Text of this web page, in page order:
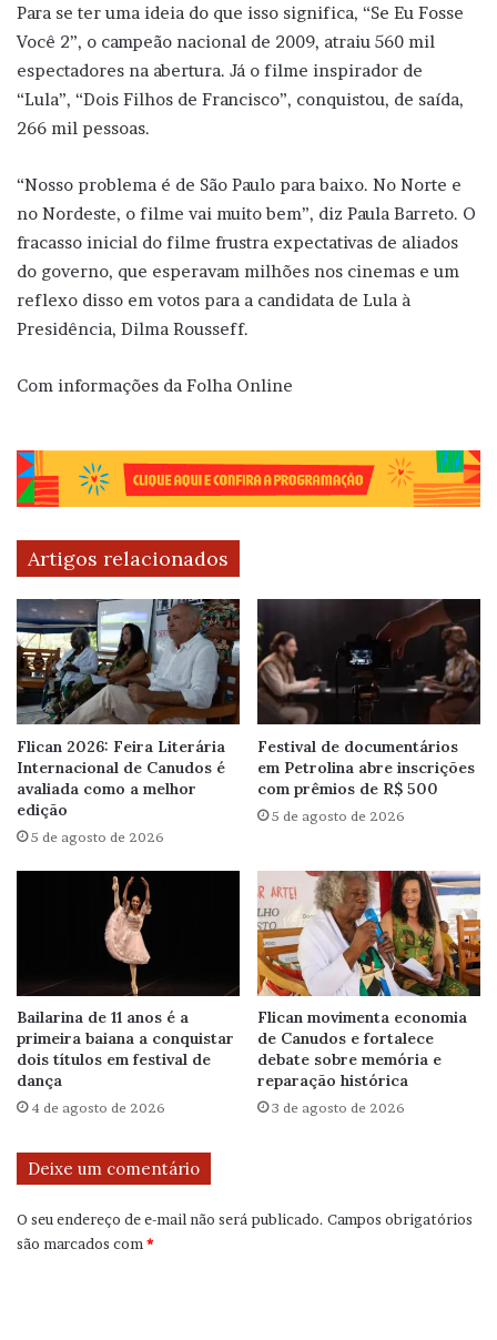
Para se ter uma ideia do que isso significa, “Se Eu Fosse
Você 2”, o campeão nacional de 2009, atraiu 560 mil
espectadores na abertura. Já o filme inspirador de
“Lula”, “Dois Filhos de Francisco”, conquistou, de saída,
266 mil pessoas.
“Nosso problema é de São Paulo para baixo. No Norte e
no Nordeste, o filme vai muito bem”, diz Paula Barreto. O
fracasso inicial do filme frustra expectativas de aliados
do governo, que esperavam milhões nos cinemas e um
reflexo disso em votos para a candidata de Lula à
Presidência, Dilma Rousseff.
Com informações da Folha Online
Artigos relacionados
Flican 2026: Feira Literária
Internacional de Canudos é
avaliada como a melhor
edição
5 de agosto de 2026
Festival de documentários
em Petrolina abre inscrições
com prêmios de R$ 500
5 de agosto de 2026
Bailarina de 11 anos é a
primeira baiana a conquistar
dois títulos em festival de
dança
4 de agosto de 2026
Flican movimenta economia
de Canudos e fortalece
debate sobre memória e
reparação histórica
3 de agosto de 2026
Deixe um comentário
O seu endereço de e-mail não será publicado. Campos obrigatórios
são marcados com*